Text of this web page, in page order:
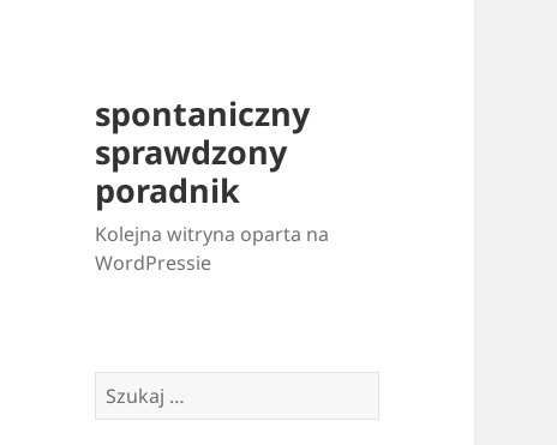
spontaniczny
sprawdzony
poradnik
Kolejna witryna oparta na
WordPressie
Szukaj: